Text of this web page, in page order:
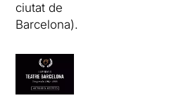
ciutat de
Barcelona).